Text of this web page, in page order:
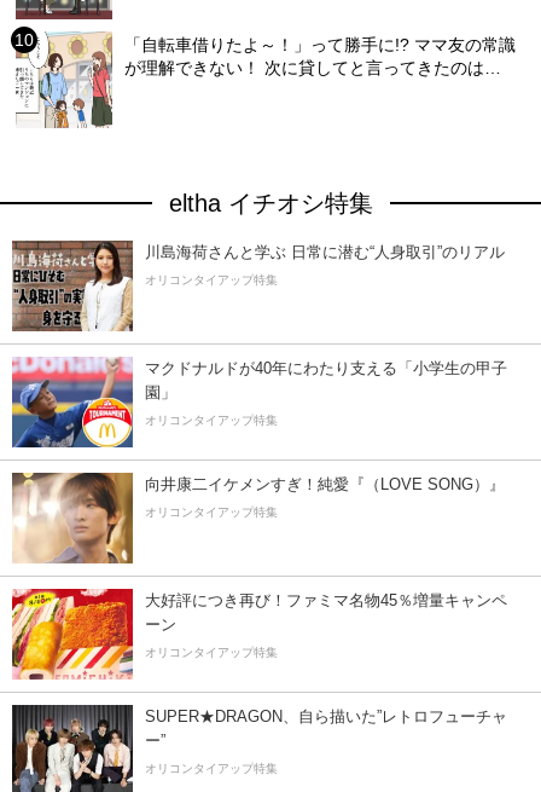
「自転車借りたよ～！」って勝手に!? ママ友の常識
が理解できない！ 次に貸してと言ってきたのは…
eltha イチオシ特集
川島海荷さんと学ぶ 日常に潜む“人身取引”のリアル
オリコンタイアップ特集
マクドナルドが40年にわたり支える「小学生の甲子
園」
オリコンタイアップ特集
向井康二イケメンすぎ！純愛『（LOVE SONG）』
オリコンタイアップ特集
大好評につき再び！ファミマ名物45％増量キャンペ
ーン
オリコンタイアップ特集
SUPER★DRAGON、自ら描いた”レトロフューチャ
ー”
オリコンタイアップ特集